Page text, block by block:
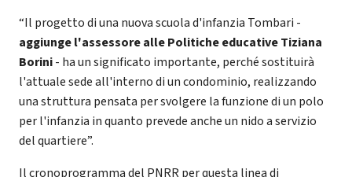
“Il progetto di una nuova scuola d'infanzia Tombari -
aggiunge l'assessore alle Politiche educative Tiziana
Borini- ha un significato importante, perché sostituirà
l'attuale sede all'interno di un condominio, realizzando
una struttura pensata per svolgere la funzione di un polo
per l'infanzia in quanto prevede anche un nido a servizio
del quartiere”.
Il cronoprogramma del PNRR per questa linea di